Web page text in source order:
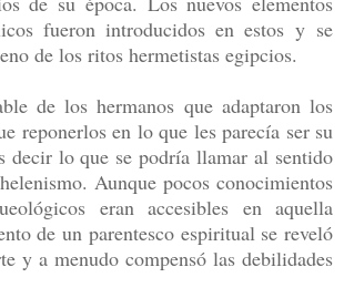
fueron introducidos en estos y se
de los ritos hermetistas egipcios.
de los hermanos que adaptaron los
reponerlos en lo que les parecía ser su
decir lo que se podría llamar al sentido
Aunque pocos conocimientos
eran accesibles en aquella
de un parentesco espiritual se reveló
y a menudo compensó las debilidades